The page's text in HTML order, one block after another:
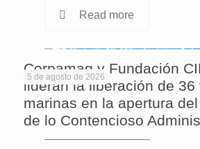
Read more
5 de agosto de 2026
Corpamag y Fundación
lideran la liberación de 36
marinas en la apertura
de lo Contencioso